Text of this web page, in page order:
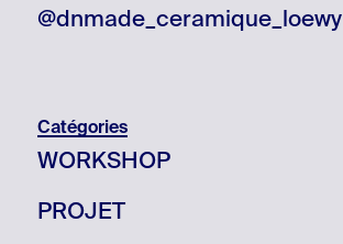
@dnmade_ceramique_loewy
Catégories
WORKSHOP
PROJET